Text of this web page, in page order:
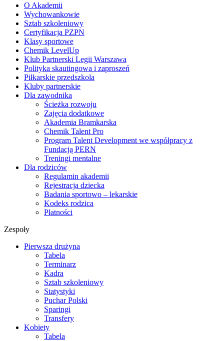
O Akademii
Wychowankowie
Sztab szkoleniowy
Certyfikacja PZPN
Klasy sportowe
Chemik LevelUp
Klub Partnerski Legii Warszawa
Polityka skautingowa i zaproszeń
Piłkarskie przedszkola
Kluby partnerskie
Dla zawodnika
Ścieżka rozwoju
Zajęcia dodatkowe
Akademia Bramkarska
Chemik Talent Pro
Program Talent Development we współpracy z
Fundacją PERN
Treningi mentalne
Dla rodziców
Regulamin akademii
Rejestracja dziecka
Badania sportowo – lekarskie
Kodeks rodzica
Płatności
Zespoły
Pierwsza drużyna
Tabela
Terminarz
Kadra
Sztab szkoleniowy
Statystyki
Puchar Polski
Sparingi
Transfery
Kobiety
Tabela